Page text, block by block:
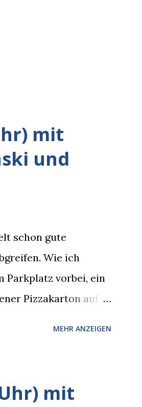
mit
und
schon gute
Wie ich
Parkplatz vorbei, ein
Pizzakarton auf
wir lächelten
MEHR ANZEIGEN
mit